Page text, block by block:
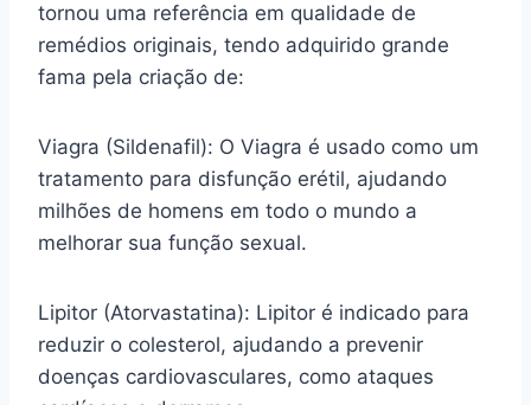
tornou uma referência em qualidade de
remédios originais, tendo adquirido grande
fama pela criação de:
Viagra (Sildenafil): O Viagra é usado como um
tratamento para disfunção erétil, ajudando
milhões de homens em todo o mundo a
melhorar sua função sexual.
Lipitor (Atorvastatina): Lipitor é indicado para
reduzir o colesterol, ajudando a prevenir
doenças cardiovasculares, como ataques